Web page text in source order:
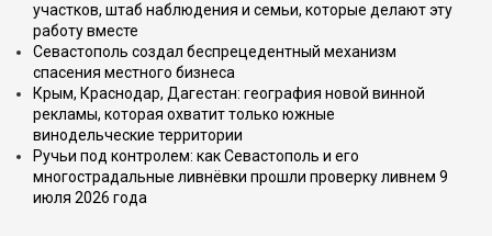
участков, штаб наблюдения и семьи, которые делают эту
работу вместе
Севастополь создал беспрецедентный механизм
спасения местного бизнеса
Крым, Краснодар, Дагестан: география новой винной
рекламы, которая охватит только южные
винодельческие территории
Ручьи под контролем: как Севастополь и его
многострадальные ливнёвки прошли проверку ливнем 9
июля 2026 года